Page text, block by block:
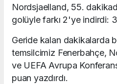
Nordsjaelland, 55.
golüyle farkı 2'ye indirdi:
Geride kalan dakikalarda
temsilcimiz Fenerbahçe,
ve UEFA Avrupa
puan yazdırdı.